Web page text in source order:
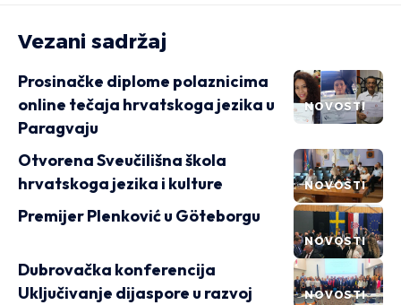
Vezani sadržaj
NOVOSTI
Prosinačke diplome polaznicima
online tečaja hrvatskoga jezika u
Paragvaju
NOVOSTI
Otvorena Sveučilišna škola
hrvatskoga jezika i kulture
NOVOSTI
Premijer Plenković u Göteborgu
NOVOSTI
Dubrovačka konferencija
Uključivanje dijaspore u razvoj